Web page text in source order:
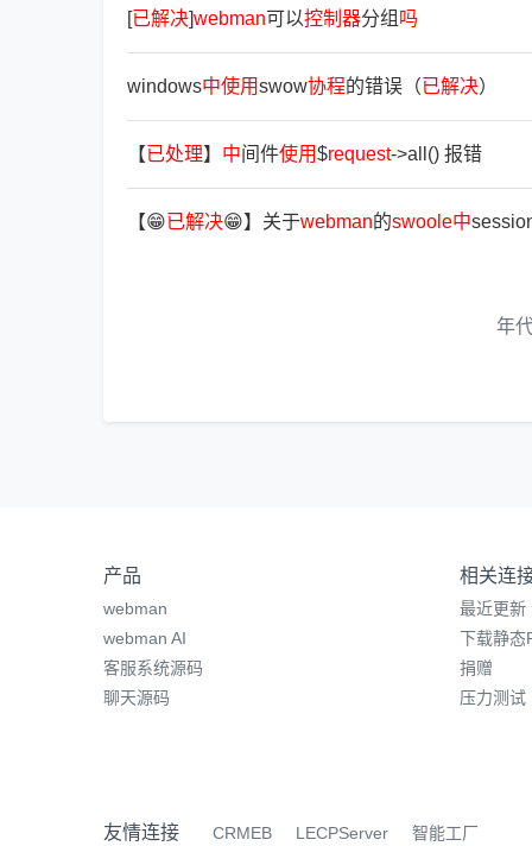
[已解决]webman可以控制 器分组 吗
windows中使用swow协程的错误（已解决）
【已处理】 中间件使用$request->all() 报错
【😁已解决😁】关于webman的swoole中
年
产品
webman
webman AI
客服系统源码
聊天源码
相关连
最近更新
下载静态
捐赠
压力测试
友情连接 CRMEB LECPServer 智能工厂